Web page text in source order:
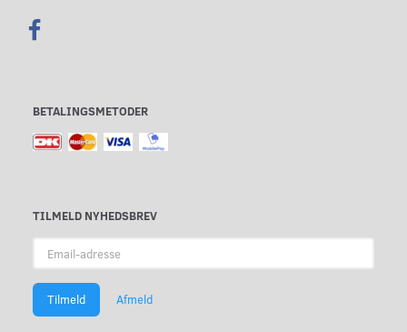
BETALINGSMETODER
TILMELD NYHEDSBREV
adresse
Tilmeld Afmeld